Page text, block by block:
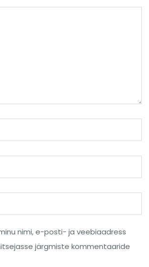
nimi, e-posti- ja veebiaadress
järgmiste kommentaaride